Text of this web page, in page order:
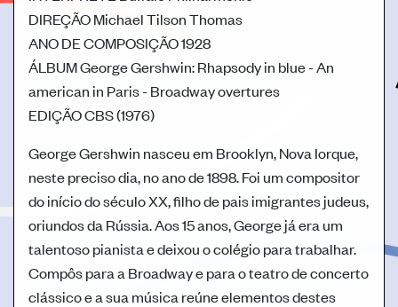
DIREÇÃOMichael Tilson Thomas
ANO DE COMPOSIÇÃO1928
ÁLBUMGeorge Gershwin: Rhapsody in blue - An
american in Paris - Broadway overtures
EDIÇÃOCBS (1976)
George Gershwin nasceu em Brooklyn, Nova Iorque,
neste preciso dia, no ano de 1898. Foi um compositor
do início do século XX, filho de pais imigrantes judeus,
oriundos da Rússia. Aos 15 anos, George já era um
talentoso pianista e deixou o colégio para trabalhar.
Compôs para a Broadway e para o teatro de concerto
clássico e a sua música reúne elementos destes